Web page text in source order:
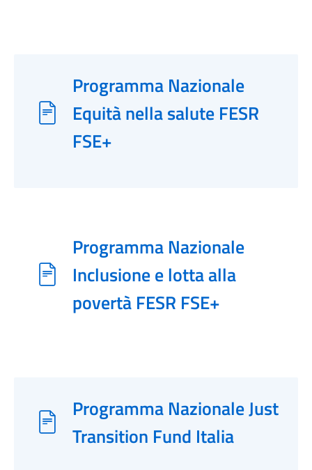
Programma Nazionale
Equità nella salute FESR
FSE+
Programma Nazionale
Inclusione e lotta alla
povertà FESR FSE+
Programma Nazionale Just
Transition Fund Italia